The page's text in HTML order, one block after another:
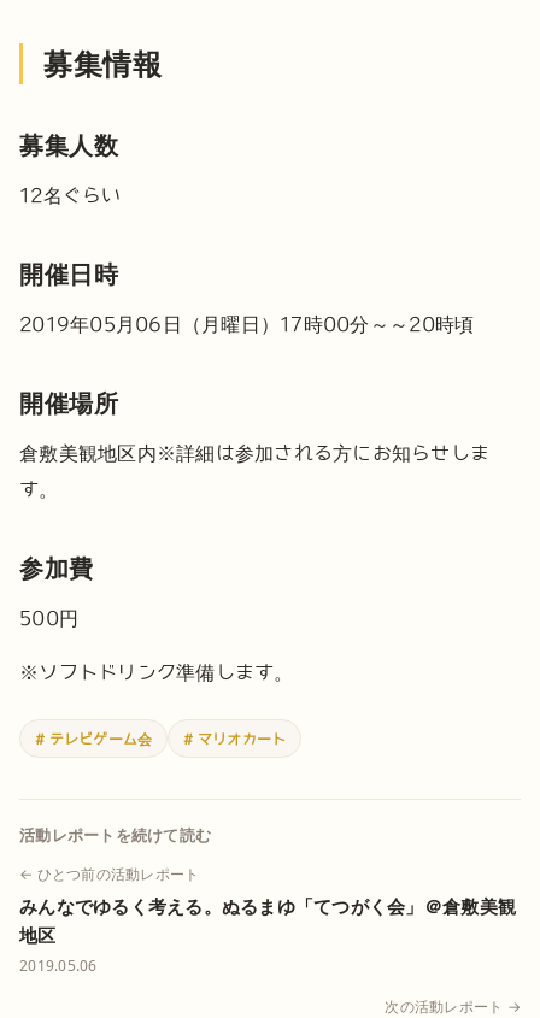
募集情報
募集人数
12名ぐらい
開催日時
2019年05月06日（月曜日）17時00分～～20時頃
開催場所
倉敷美観地区内※詳細は参加される方にお知らせしま
す。
参加費
500円
※ソフトドリンク準備します。
# テレビゲーム会 # マリオカート
活動レポートを続けて読む
← ひとつ前の活動レポート
みんなでゆるく考える。ぬるまゆ「てつがく会」＠倉敷美観
地区
2019.05.06
次の活動レポート →